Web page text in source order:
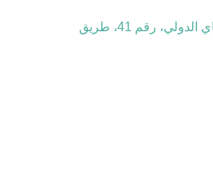
الطابق السادس عشر، الوحدة ب، مبنى جياتاي الدولي، رقم 41، طريق